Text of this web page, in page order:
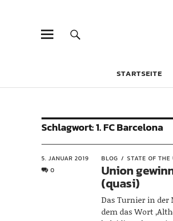
STARTSEITE
Schlagwort:1. FC Barcelona
5. JANUAR 2019
0
BLOG STATE OF THE
Union
(quasi)
Das Turnier in der
dem das Wort